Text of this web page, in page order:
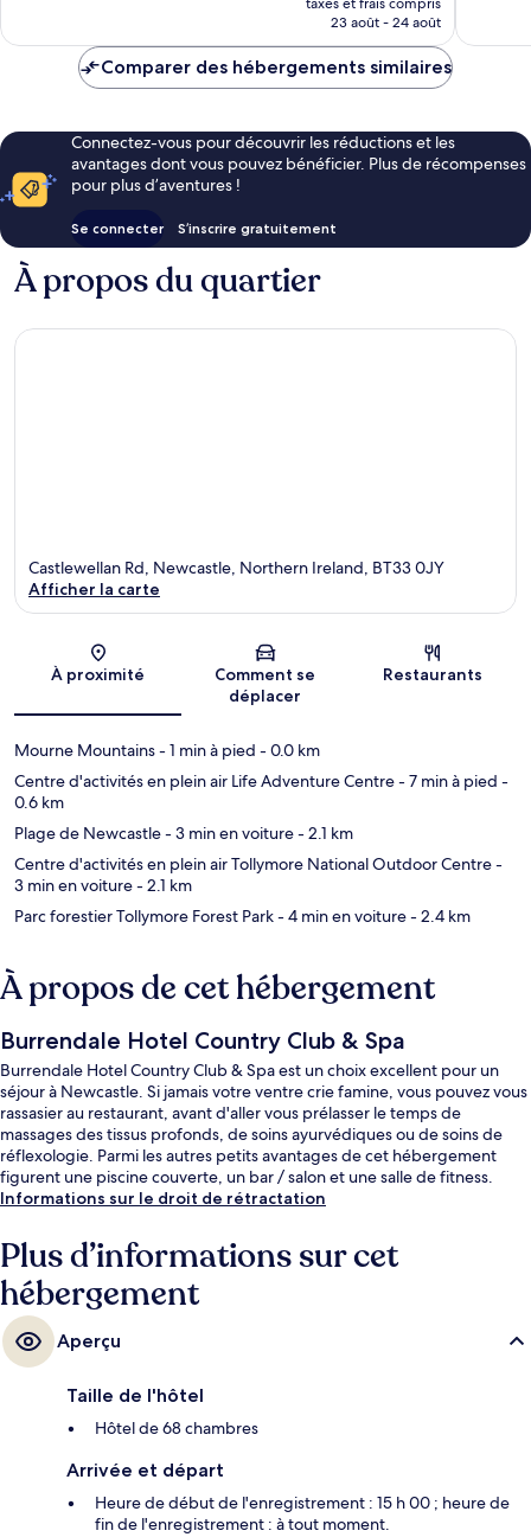
prix
de
23 août - 24 août
Comparer des hébergements similaires
Connectez-vous pour découvrir les réductions et les
avantages dont vous pouvez bénéficier. Plus de récompenses
pour plus d’aventures !
Se connecter S’inscrire gratuitement
À propos du quartier
Carte
Castlewellan Rd, Newcastle, Northern Ireland, BT33 0JY
Afficher la carte
À proximité
Comment se
déplacer
Restaurants
Mourne Mountains- 1 min à pied - 0.0 km
Centre d'activités en plein air Life Adventure Centre- 7 min à pied -
0.6 km
Plage de Newcastle- 3 min en voiture- 2.1 km
Centre d'activités en plein air Tollymore National Outdoor Centre-
3 min en voiture- 2.1 km
Parc forestier Tollymore Forest Park- 4 min en voiture- 2.4 km
À propos de cet hébergement
Burrendale Hotel Country Club & Spa
Burrendale Hotel Country Club & Spa est un choix excellent pour un
séjour à Newcastle. Si jamais votre ventre crie famine, vous pouvez vous
rassasier au restaurant, avant d'aller vous prélasser le temps de
massages des tissus profonds, de soins ayurvédiques ou de soins de
réflexologie. Parmi les autres petits avantages de cet hébergement
figurent une piscine couverte, un bar / salon et une salle de fitness.
Informations sur le droit de rétractation
Plus d’informations sur cet
hébergement
Aperçu
Taille de l'hôtel
Hôtel de 68 chambres
Arrivée et départ
Heure de début de l'enregistrement : 15 h 00 ; heure de
fin de l'enregistrement : à tout moment.